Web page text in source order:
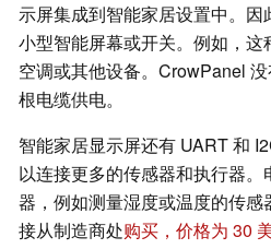
示屏集成到智能家居设置中。
小型智能屏幕或开关。例如，
空调或其他设备。CrowPanel
根电缆供电。
智能家居显示屏还有 UART 和
以连接更多的传感器和执行器
器，例如测量湿度或温度的传
接从制造商处购买，价格为 30 美